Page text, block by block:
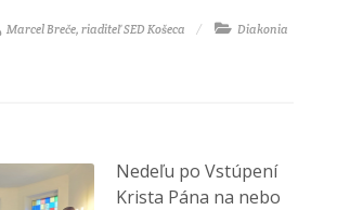
Marcel Breče, riaditeľ SED Košeca Diakonia
Nedeľu po Vstúpení
Krista Pána na nebo